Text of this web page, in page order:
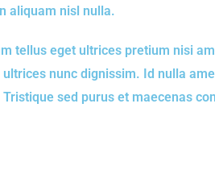
aliquam nisl nulla.
tellus eget ultrices pretium nisi
nunc dignissim. Id nulla
sed purus et maecenas